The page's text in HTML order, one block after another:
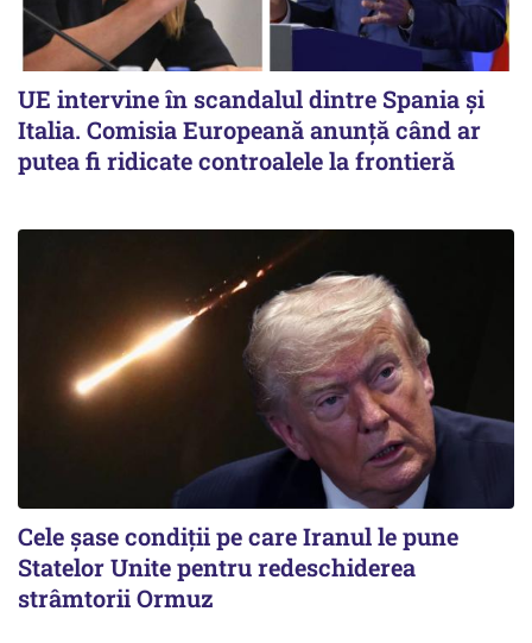
UE intervine în scandalul dintre Spania și
Italia. Comisia Europeană anunță când ar
putea fi ridicate controalele la frontieră
Cele șase condiții pe care Iranul le pune
Statelor Unite pentru redeschiderea
strâmtorii Ormuz